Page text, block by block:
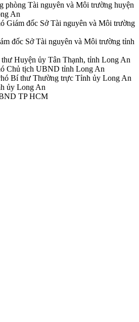
phòng Tài nguyên và Môi trường huyện
An
Giám đốc Sở Tài nguyên và Môi trường
đốc Sở Tài nguyên và Môi trường tỉnh
Huyện ủy Tân Thạnh, tỉnh Long An
Chủ tịch UBND tỉnh Long An
Bí thư Thường trực Tỉnh ủy Long An
ủy Long An
TP HCM